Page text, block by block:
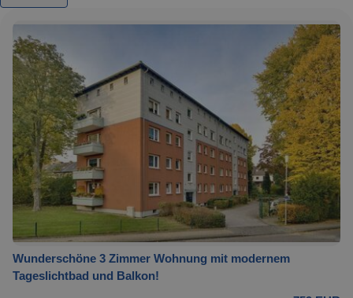
Wunderschöne 3 Zimmer Wohnung mit modernem
Tageslichtbad und Balkon!